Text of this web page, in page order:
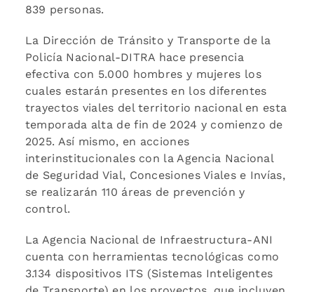
839 personas.
La Dirección de Tránsito y Transporte de la
Policía Nacional-DITRA hace presencia
efectiva con 5.000 hombres y mujeres los
cuales estarán presentes en los diferentes
trayectos viales del territorio nacional en esta
temporada alta de fin de 2024 y comienzo de
2025. Así mismo, en acciones
interinstitucionales con la Agencia Nacional
de Seguridad Vial, Concesiones Viales e Invías,
se realizarán 110 áreas de prevención y
control.
La Agencia Nacional de Infraestructura-ANI
cuenta con herramientas tecnológicas como
3.134 dispositivos ITS (Sistemas Inteligentes